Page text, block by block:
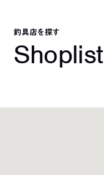
釣具店を探す
Shoplist